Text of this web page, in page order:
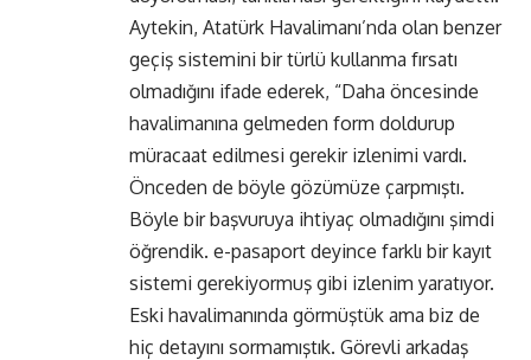
Yolculardan Asıf Aytekin ise uygulamanın
çok yararlı olduğunu, bu sistemin herkese
duyurulması, tanıtılması gerektiğini kaydetti.
Aytekin, Atatürk Havalimanı’nda olan benzer
geçiş sistemini bir türlü kullanma fırsatı
olmadığını ifade ederek, “Daha öncesinde
havalimanına gelmeden form doldurup